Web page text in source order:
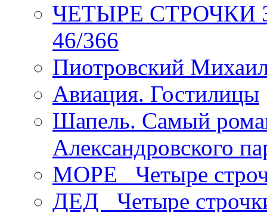
ЧЕТЫРЕ СТРОЧКИ
46/366
Пиотровский
Авиация. Гостилицы
Шапель. Самый
Александровского
МОРЕ _Четыре
ДЕД _Четыре